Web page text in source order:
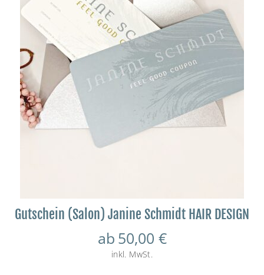
Gutschein (Salon) Janine Schmidt HAIR DESIGN
ab 50,00 €
inkl. MwSt.